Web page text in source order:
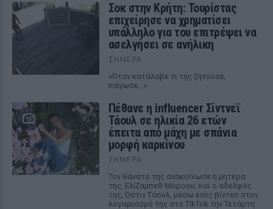
Σοκ στην Κρήτη: Τουρίστας
επιχείρησε να χρηματίσει
υπάλληλο για του επιτρέψει να
ασελγήσει σε ανήλικη
ΣΉΜΕΡΑ
«Όταν κατάλαβε τι της ζητούσε,
πάγωσε...»
Πέθανε η influencer Σίντνεϊ
Τάουλ σε ηλικία 26 ετών
έπειτα από μάχη με σπάνια
μορφή καρκίνου
ΣΉΜΕΡΑ
Τον θάνατο της ανακοίνωσε η μητέρα
της, Ελίζαμπεθ Μόροου, και ο αδελφός
της, Όστιν Τάουλ, μέσω ενός βίντεο στον
λογαριασμό της στο TikTok την Τετάρτη